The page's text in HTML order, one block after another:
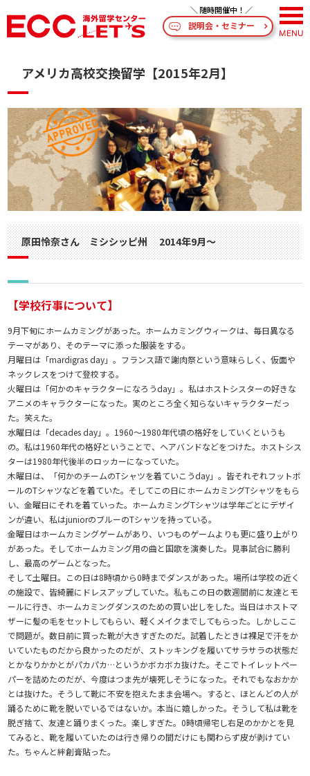
説明会・セミナー
アメリカ高校交換留学【2015年2月】
原田怜奈さん ミシシッピ州 2014年9月～
【学校行事について】
9月下旬にホームカミングがあった。ホームカミングウィークは、毎日異なる
テーマがあり、そのテーマに添った服装をする。
月曜日は「mardigras day」。フランス語で謝肉祭という意味らしく、仮面や
ネックレスをつけて登校する。
火曜日は「何かのキャラクターになろうday」。私はホストシスターの好きな
アニメのキャラクターになった。実のところ全く知らないキャラクターだっ
た。笑えた。
水曜日は「decades day」。1960～1980年代頃の格好をしていくというも
の。私は1960年代の格好ということで、ヘアバンドなどをつけた。ホストシス
ターは1980年代後半のロッカーになっていた。
木曜日は、「何かのチームのTシャツを着ていこうday」。皆それぞれフットボ
ールのTシャツなどを着ていた。そしてこの日にホームカミングTシャツをもら
い、金曜日にそれを着ていった。ホームカミングTシャツは学年ごとにデザイ
ンが違い、私はjuniorのブルーのTシャツを持っている。
金曜日はホームカミングゲームがあり、いつものゲームよりも更に盛り上がり
があった。そしてホームカミング用の曲と国歌を演奏した。見事試合に勝利
し、最高のゲームとなった。
そして土曜日。この日は8時頃から0時までダンスがあった。場所は学校の近く
の施設で、皆綺麗にドレスアップしていた。私もこの日の数週間前に友達とモ
ールに行き、ホームカミングダンスのための買い出しをした。当日はホストマ
ザーに髪の毛をセットしてもらい、軽くメイクまでしてもらった。しかしここ
で問題が。数日前に買った靴が大きすぎたのだ。試着したときは裸足で汗をか
いていたものだから良かったのだが、ストッキングを履いてサラサラの状態だ
とかなりかかとがパカパカ…というかボカボカ抜けた。そこでトイレットペー
パーを詰めたのだが、今度はつま先が壊死しそうになった。それでもなおかか
とは抜けた。そうして靴に不安を抱えたまま会場へ。すると、ほとんどの人が
踊るために靴を脱いでいるではないか。本当に嬉しかった。そうして私は靴を
脱ぎ捨て、友達と踊りまくった。楽しすぎた。0時頃帰宅し右足のかかとを見
てみると、靴を履いていたのは行き帰りの間だけにも関わらず皮が剥けてい
た。ちゃんと絆創膏貼った。